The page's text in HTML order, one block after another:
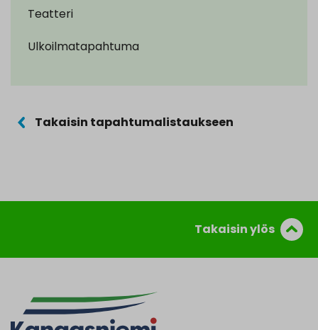
Teatteri
Ulkoilmatapahtuma
Takaisin tapahtumalistaukseen
Takaisin ylös